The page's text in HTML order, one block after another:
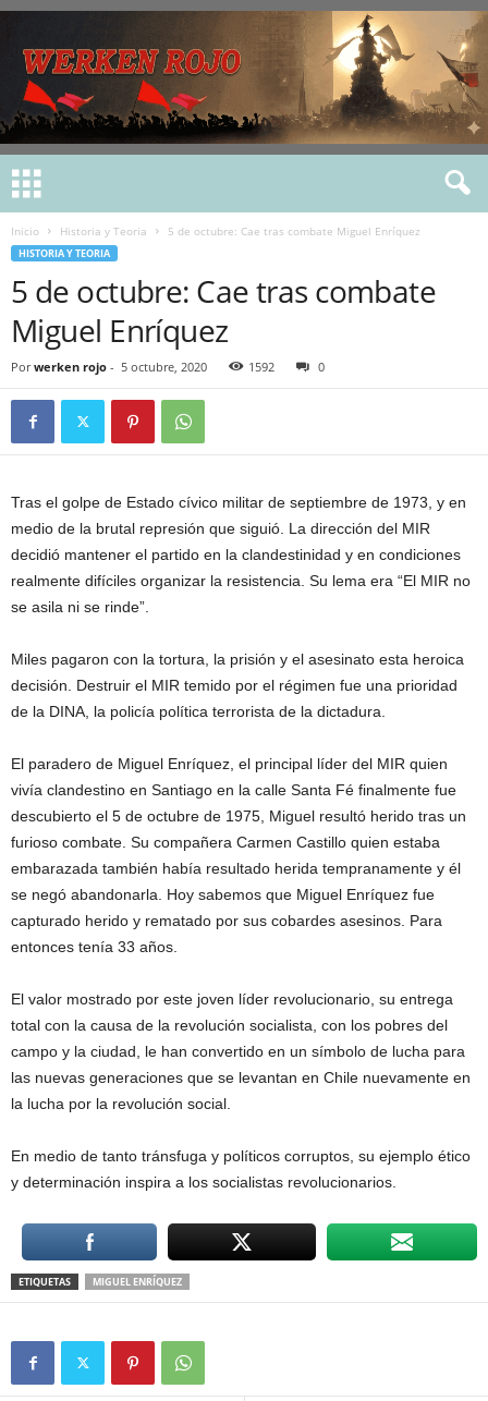
Inicio Historia y Teoria 5 de octubre: Cae tras combate Miguel Enríquez
HISTORIA Y TEORIA
5 de octubre: Cae tras combate
Miguel Enríquez
Por werken rojo - 5 octubre, 2020 1592 0
Tras el golpe de Estado cívico militar de septiembre de 1973, y en
medio de la brutal represión que siguió. La dirección del MIR
decidió mantener el partido en la clandestinidad y en condiciones
realmente difíciles organizar la resistencia. Su lema era “El MIR no
se asila ni se rinde”.
Miles pagaron con la tortura, la prisión y el asesinato esta heroica
decisión. Destruir el MIR temido por el régimen fue una prioridad
de la DINA, la policía política terrorista de la dictadura.
El paradero de Miguel Enríquez, el principal líder del MIR quien
vivía clandestino en Santiago en la calle Santa Fé finalmente fue
descubierto el 5 de octubre de 1975, Miguel resultó herido tras un
furioso combate. Su compañera Carmen Castillo quien estaba
embarazada también había resultado herida tempranamente y él
se negó abandonarla. Hoy sabemos que Miguel Enríquez fue
capturado herido y rematado por sus cobardes asesinos. Para
entonces tenía 33 años.
El valor mostrado por este joven líder revolucionario, su entrega
total con la causa de la revolución socialista, con los pobres del
campo y la ciudad, le han convertido en un símbolo de lucha para
las nuevas generaciones que se levantan en Chile nuevamente en
la lucha por la revolución social.
En medio de tanto tránsfuga y políticos corruptos, su ejemplo ético
y determinación inspira a los socialistas revolucionarios.
ETIQUETAS MIGUEL ENRÍQUEZ